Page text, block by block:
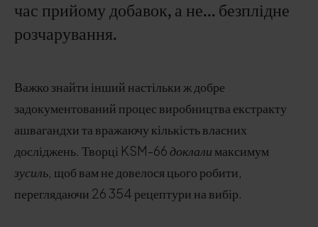
час прийому добавок, а не... безплідне
розчарування.
Важко знайти інший настільки ж добре
задокументований процес виробництва екстракту
ашвагандхи та вражаючу кількість власних
досліджень. Творці KSM-66доклали максимум
зусиль, щоб вам не довелося цього робити,
переглядаючи 26 354 рецептури на вибір.